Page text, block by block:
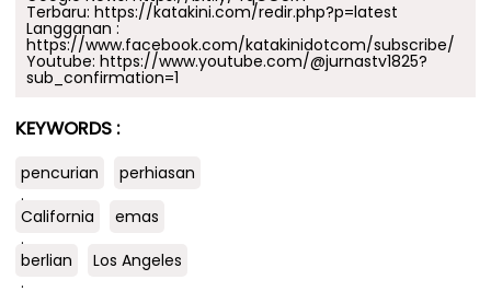
Terbaru: https://katakini.com/redir.php?p=latest
Langganan :
https://www.facebook.com/katakinidotcom/subscribe/
Youtube: https://www.youtube.com/@jurnastv1825?
sub_confirmation=1
KEYWORDS :
pencurian
perhiasan
.
California
emas
.
berlian
Los Angeles
.